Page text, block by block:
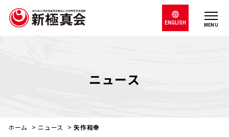
MENU
ENGLISH
ニュース
ホーム > ニュース >矢作和幸